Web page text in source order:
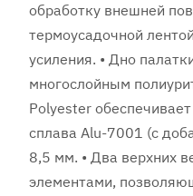
обработку внешней
термоусадочной
усиления. • Дно
многослойным
Polyester
сплава Alu-7001 (с
8,5 мм. • Два верхних
элементами,